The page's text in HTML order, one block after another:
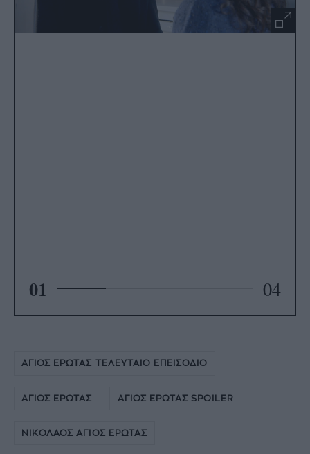
01 04
ΑΓΙΟΣ ΕΡΩΤΑΣ ΤΕΛΕΥΤΑΙΟ ΕΠΕΙΣΟΔΙΟ
ΑΓΙΟΣ ΕΡΩΤΑΣ ΑΓΙΟΣ ΕΡΩΤΑΣ SPOILER
ΝΙΚΟΛΑΟΣ ΑΓΙΟΣ ΕΡΩΤΑΣ